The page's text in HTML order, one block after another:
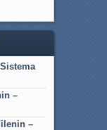
–
–